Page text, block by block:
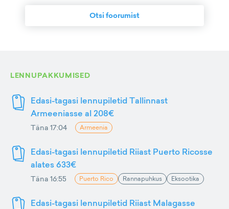
Otsi foorumist
LENNUPAKKUMISED
Edasi-tagasi lennupiletid Tallinnast
Armeeniasse al 208€
Täna 17:04 Armeenia
Edasi-tagasi lennupiletid Riiast Puerto Ricosse
alates 633€
Täna 16:55 Puerto Rico Rannapuhkus Eksootika
Edasi-tagasi lennupiletid Riiast Malagasse